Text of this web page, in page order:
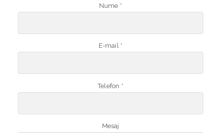
Nume *
E-mail *
Telefon *
Mesaj